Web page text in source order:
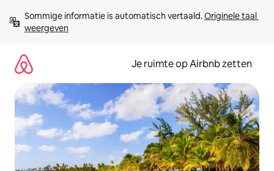
direct
naar
Sommige informatie is automatisch vertaald. Originele taal
weergeven
Je ruimte op Airbnb zetten